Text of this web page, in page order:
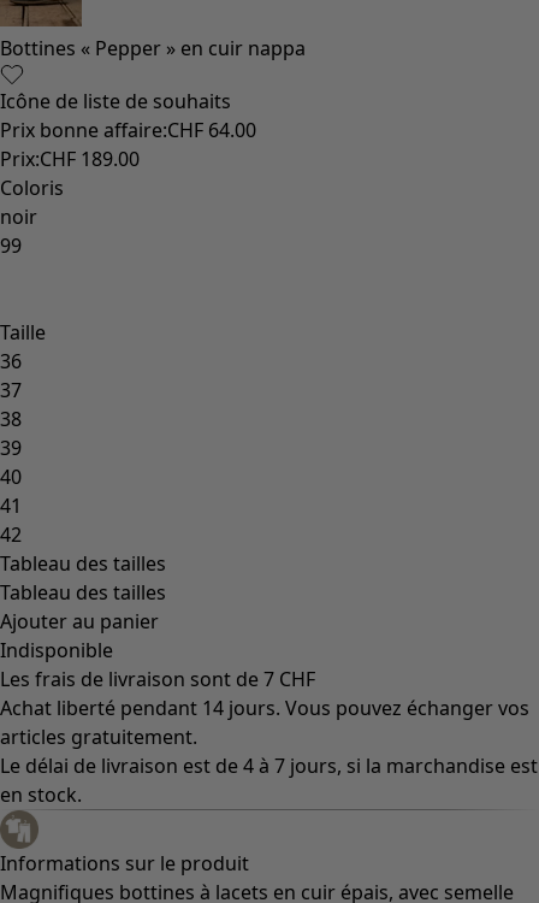
Collections
Étendues champêtres
Coimbatore
Les classiques de Gudrun
Des tournesols pour le HCR